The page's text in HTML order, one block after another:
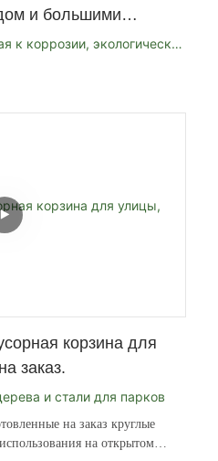
и большими
для городских
к коррозии, экологически
корзина для
заказ.
и стали для парков
на заказ круглые
на открытом